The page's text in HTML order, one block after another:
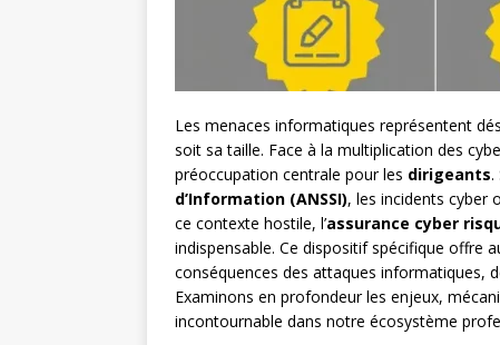
Les menaces informatiques représentent
soit sa taille. Face à la multiplication des
préoccupation centrale pour les dirigeants.
d’Information (ANSSI), les incidents cyber
ce contexte hostile, l’assurance cyber
indispensable. Ce dispositif spécifique offre
conséquences des attaques informatiques,
Examinons en profondeur les enjeux,
incontournable dans notre écosystème